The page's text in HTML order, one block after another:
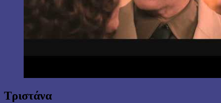
Τριστάνα